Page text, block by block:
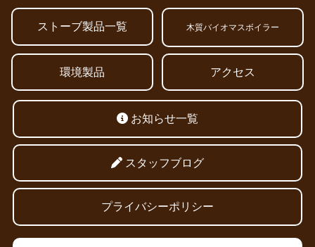
ストーブ製品一覧 木質バイオマスボイラー
環境製品 アクセス
お知らせ一覧
スタッフブログ
プライバシーポリシー